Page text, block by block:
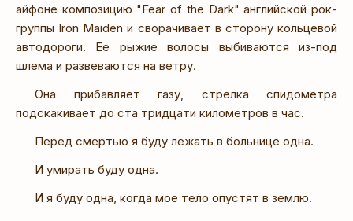
айфоне композицию "Fear of the Dark" английской рок-
группы Iron Maiden и сворачивает в сторону кольцевой
автодороги. Ее рыжие волосы выбиваются из-под
шлема и развеваются на ветру.
Она прибавляет газу, стрелка спидометра
подскакивает до ста тридцати километров в час.
Перед смертью я буду лежать в больнице одна.
И умирать буду одна.
И я буду одна, когда мое тело опустят в землю.